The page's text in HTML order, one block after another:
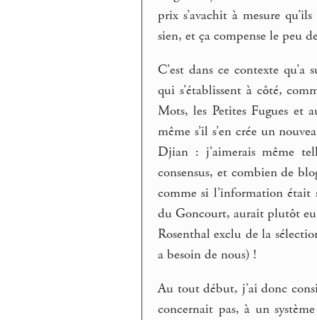
prix s’avachit à mesure
sien, et ça compense le peu
C’est dans ce contexte qu’a
qui s’établissent à côté,
Mots, les Petites Fugues et
même s’il s’en crée un
Djian : j’aimerais même
consensus, et combien de
comme si l’information
du Goncourt, aurait plutôt
Rosenthal exclu de la
a besoin de nous) !
Au tout début, j’ai donc
concernait pas, à un